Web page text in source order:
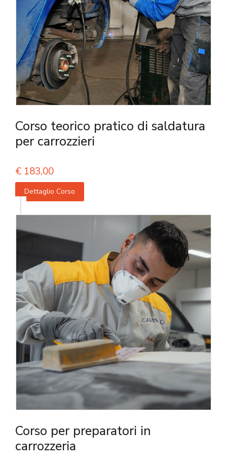
Corso teorico pratico di saldatura
per carrozzieri
€ 183,00
Dettaglio Corso
Corso per preparatori in
carrozzeria